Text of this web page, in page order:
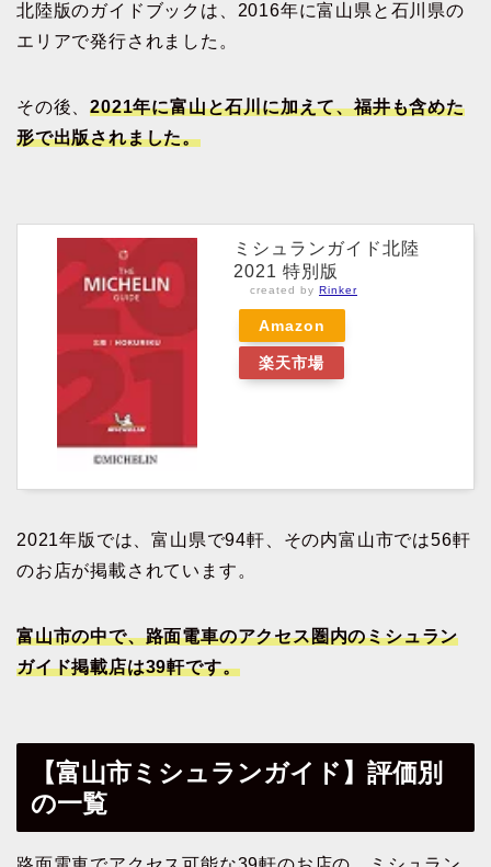
北陸版のガイドブックは、2016年に富山県と石川県の
エリアで発行されました。
その後、2021年に富山と石川に加えて、福井も含めた
形で出版されました。
ミシュランガイド北陸
2021 特別版
created by Rinker
Amazon
楽天市場
2021年版では、富山県で94軒、その内富山市では56軒
のお店が掲載されています。
富山市の中で、路面電車のアクセス圏内のミシュラン
ガイド掲載店は39軒です。
【富山市ミシュランガイド】評価別
の一覧